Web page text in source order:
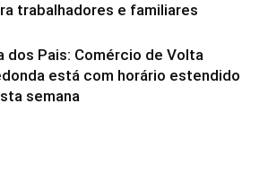
trabalhadores e familiares
dos Pais: Comércio de Volta
está com horário estendido
semana